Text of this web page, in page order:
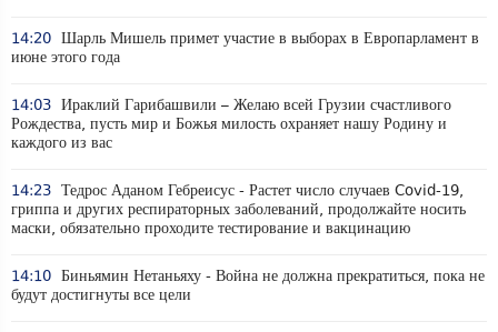
14:20 Шарль Мишель примет участие в выборах в Европарламент в
июне этого года
14:03 Ираклий Гарибашвили – Желаю всей Грузии счастливого
Рождества, пусть мир и Божья милость охраняет нашу Родину и
каждого из вас
14:23 Тедрос Аданом Гебреисус - Растет число случаев Covid-19,
гриппа и других респираторных заболеваний, продолжайте носить
маски, обязательно проходите тестирование и вакцинацию
14:10 Биньямин Нетаньяху - Война не должна прекратиться, пока не
будут достигнуты все цели